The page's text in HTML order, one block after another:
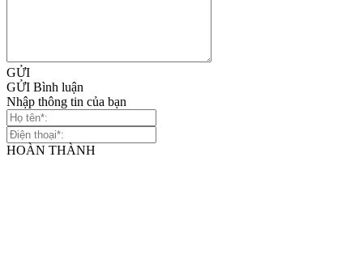
GỬI
GỬI Bình luận
Nhập thông tin của bạn
HOÀN THÀNH